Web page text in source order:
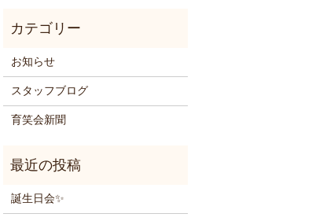
お知らせ
スタッフブログ
育笑会新聞
誕生日会✨